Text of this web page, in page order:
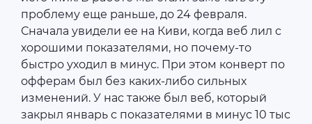
проблему еще раньше, до 24 февраля.
Сначала увидели ее на Киви, когда веб лил с
хорошими показателями, но почему-то
быстро уходил в минус. При этом конверт по
офферам был без каких-либо сильных
изменений. У нас также был веб, который
закрыл январь с показателями в минус 10 тыс